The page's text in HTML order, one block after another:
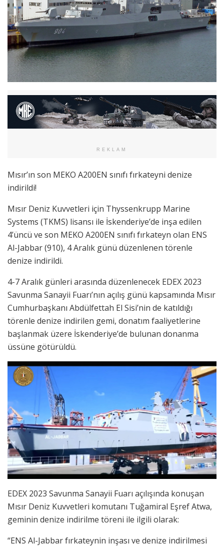
REKLAM
Mısır’ın son MEKO A200EN sınıfı fırkateyni denize
indirildi!
Mısır Deniz Kuvvetleri için Thyssenkrupp Marine
Systems (TKMS) lisansı ile İskenderiye’de inşa edilen
4’üncü ve son MEKO A200EN sınıfı fırkateyn olan ENS
Al-Jabbar (910), 4 Aralık günü düzenlenen törenle
denize indirildi.
4-7 Aralık günleri arasında düzenlenecek EDEX 2023
Savunma Sanayii Fuarı’nın açılış günü kapsamında Mısır
Cumhurbaşkanı Abdülfettah El Sisi’nin de katıldığı
törenle denize indirilen gemi, donatım faaliyetlerine
başlanmak üzere İskenderiye’de bulunan donanma
üssüne götürüldü.
EDEX 2023 Savunma Sanayii Fuarı açılışında konuşan
Mısır Deniz Kuvvetleri komutanı Tuğamiral Eşref Atwa,
geminin denize indirilme töreni ile ilgili olarak:
“ENS Al-Jabbar fırkateynin inşası ve denize indirilmesi